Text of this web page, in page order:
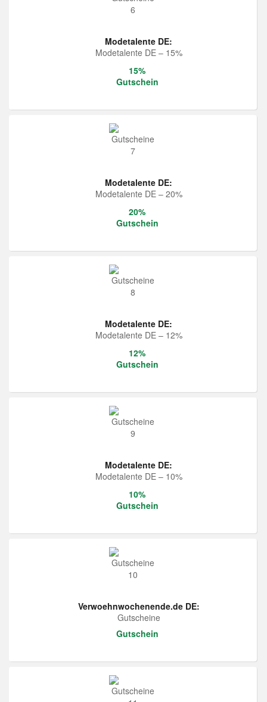
Modetalente DE:
Modetalente DE – 15%
15%
Gutschein
Modetalente DE:
Modetalente DE – 20%
20%
Gutschein
Modetalente DE:
Modetalente DE – 12%
12%
Gutschein
Modetalente DE:
Modetalente DE – 10%
10%
Gutschein
Verwoehnwochenende.de DE:
Gutscheine
Gutschein